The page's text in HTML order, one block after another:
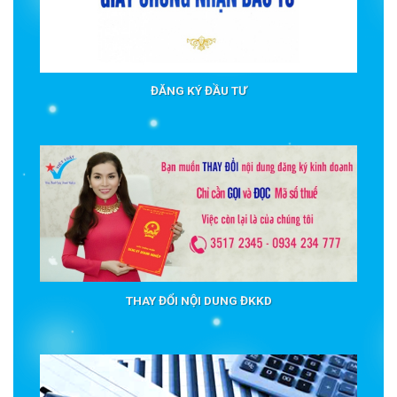
ĐĂNG KÝ ĐẦU TƯ
THAY ĐỔI NỘI DUNG ĐKKD